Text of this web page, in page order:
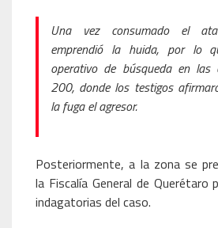
Una vez consumado el
emprendió la huida, por lo
operativo de búsqueda en
200, donde los testigos
la fuga el agresor.
Posteriormente, a la zona se
la Fiscalía General de Querétaro
indagatorias del caso.